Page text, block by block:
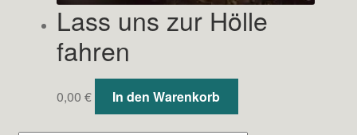
Lass uns zur Hölle
fahren
0,00 € In den Warenkorb